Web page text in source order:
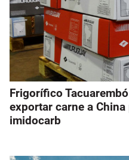
Frigorífico
exportar carne a
imidocarb